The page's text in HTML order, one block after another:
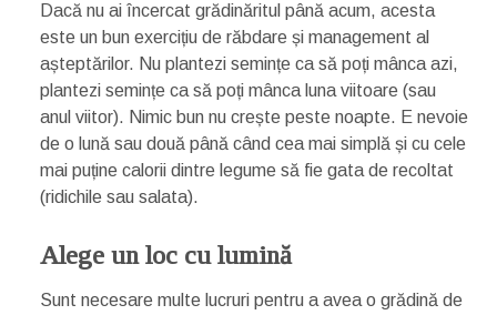
Dacă nu ai încercat grădinăritul până acum, acesta
este un bun exercițiu de răbdare și management al
așteptărilor. Nu plantezi semințe ca să poți mânca azi,
plantezi semințe ca să poți mânca luna viitoare (sau
anul viitor). Nimic bun nu crește peste noapte. E nevoie
de o lună sau două până când cea mai simplă și cu cele
mai puține calorii dintre legume să fie gata de recoltat
(ridichile sau salata).
Alege un loc cu lumină
Sunt necesare multe lucruri pentru a avea o grădină de